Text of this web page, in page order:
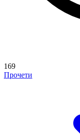
169
Прочети